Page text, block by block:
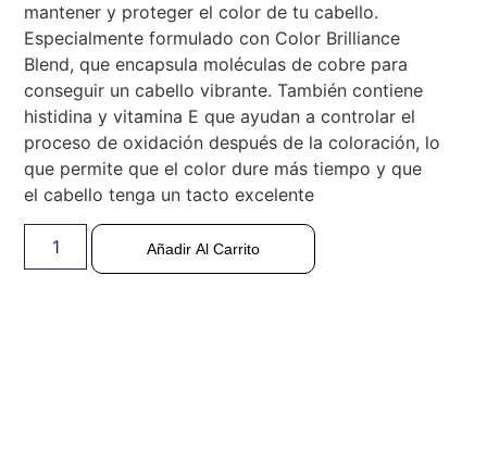
mantener y proteger el color de tu cabello.
Especialmente formulado con Color Brilliance
Blend, que encapsula moléculas de cobre para
conseguir un cabello vibrante. También contiene
histidina y vitamina E que ayudan a controlar el
proceso de oxidación después de la coloración, lo
que permite que el color dure más tiempo y que
el cabello tenga un tacto excelente
Añadir Al Carrito